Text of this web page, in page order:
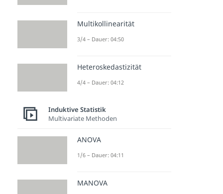
Multikollinearität
3/4 – Dauer: 04:50
Heteroskedastizität
4/4 – Dauer: 04:12
Induktive Statistik
Multivariate Methoden
ANOVA
1/6 – Dauer: 04:11
MANOVA